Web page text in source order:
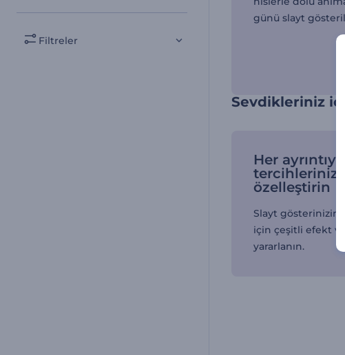
Filtreler
günü slayt
Sevdikleriniz
Her ayrıntıyı
tercihlerinize
özelleştirin
Slayt gösterinizin
için çeşitli efekt
yararlanın.